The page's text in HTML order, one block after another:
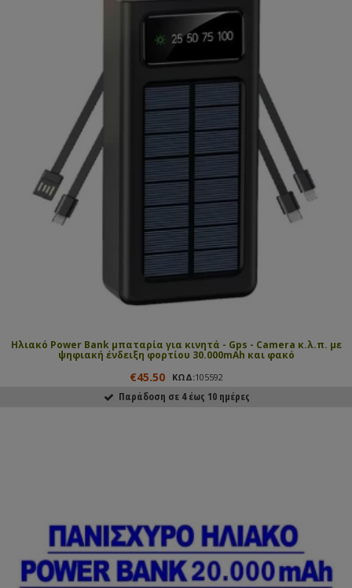
Ηλιακό Power Bank μπαταρία για κινητά - Gps - Camera κ.λ.π. με
ψηφιακή ένδειξη φορτίου 30.000mAh και φακό
€45.50 ΚΩΔ:105592
Παράδοση σε 4 έως 10 ημέρες